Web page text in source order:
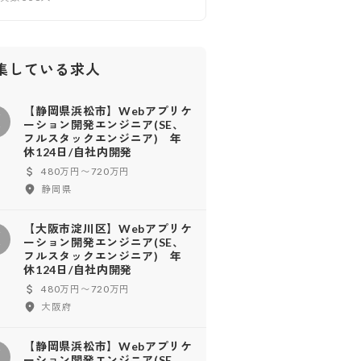
している求人
【静岡県浜松市】Webアプリケ
ーション開発エンジニア(SE、
フルスタックエンジニア) 年
休124日/自社内開発
480万円〜720万円
静岡県
【大阪市淀川区】Webアプリケ
ーション開発エンジニア(SE、
フルスタックエンジニア) 年
休124日/自社内開発
480万円〜720万円
大阪府
【静岡県浜松市】Webアプリケ